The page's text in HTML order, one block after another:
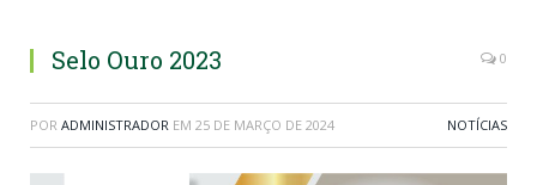
Selo Ouro 2023 0
POR ADMINISTRADOR EM 25 DE MARÇO DE 2024 NOTÍCIAS